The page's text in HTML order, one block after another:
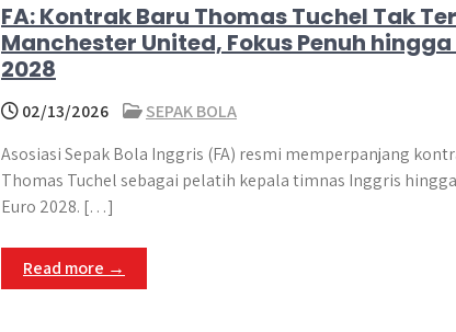
FA: Kontrak Baru Thomas Tuchel Tak
Manchester United, Fokus Penuh hingga
2028
02/13/2026
SEPAK BOLA
Asosiasi Sepak Bola Inggris (FA) resmi memperpanjang
Thomas Tuchel sebagai pelatih kepala timnas Inggris
Euro 2028. […]
Read more →